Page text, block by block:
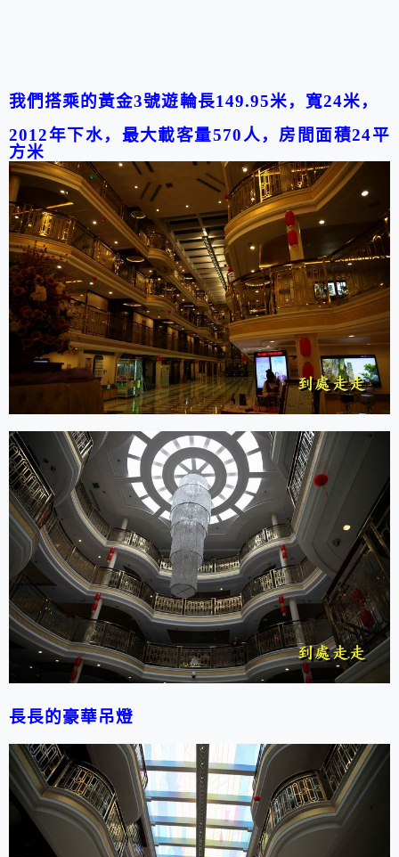
我們搭乘的黃金3號遊輪長149.95米，寬24米，
2012年下水，最大載客量570人，房間面積24平
方米
長長的豪華吊燈